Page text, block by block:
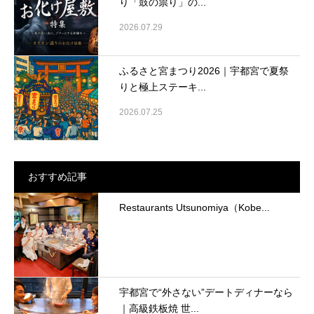
2026.07.29
ふるさと宮まつり2026｜宇都宮で夏祭
りと極上ステーキ...
2026.07.25
おすすめ記事
Restaurants Utsunomiya（Kobe...
宇都宮で“外さない”デートディナーなら
｜高級鉄板焼 世...